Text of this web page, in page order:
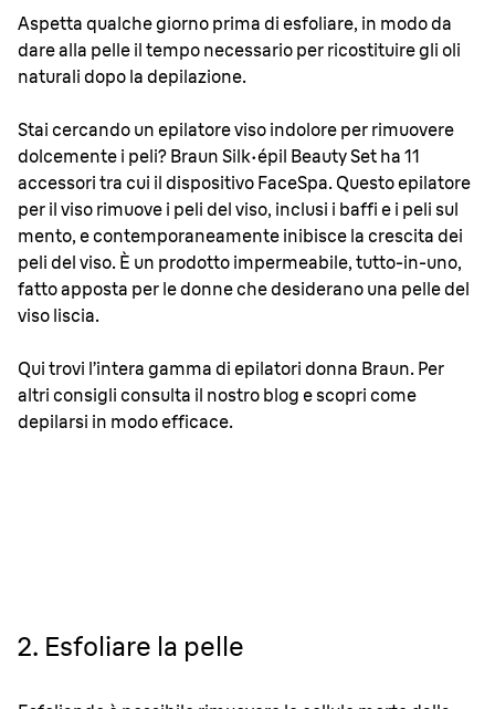
Aspetta qualche giorno prima di esfoliare, in modo da
dare alla pelle il tempo necessario per ricostituire gli oli
naturali dopo la depilazione.
Stai cercando un epilatore viso indolore per rimuovere
dolcemente i peli? Braun Silk·épil Beauty Set ha 11
accessori tra cui il dispositivo FaceSpa. Questo epilatore
per il viso rimuove i peli del viso, inclusi i baffi e i peli sul
mento, e contemporaneamente inibisce la crescita dei
peli del viso. È un prodotto impermeabile, tutto-in-uno,
fatto apposta per le donne che desiderano una pelle del
viso liscia.
Qui trovi l’intera gamma di epilatori donna Braun. Per
altri consigli consulta il nostro blog e scopri come
depilarsi in modo efficace.
2. Esfoliare la pelle